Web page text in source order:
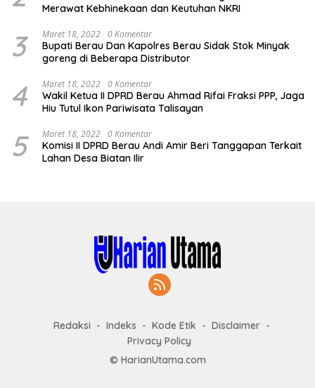
Merawat Kebhinekaan dan Keutuhan NKRI
3 Maret 18, 2022 0 Komentar
Bupati Berau Dan Kapolres Berau Sidak Stok Minyak
goreng di Beberapa Distributor
4 Maret 18, 2022 0 Komentar
Wakil Ketua II DPRD Berau Ahmad Rifai Fraksi PPP, Jaga
Hiu Tutul Ikon Pariwisata Talisayan
5 Maret 18, 2022 0 Komentar
Komisi II DPRD Berau Andi Amir Beri Tanggapan Terkait
Lahan Desa Biatan Ilir
Redaksi Indeks Kode Etik
Disclaimer
Privacy Policy
© HarianUtama.com